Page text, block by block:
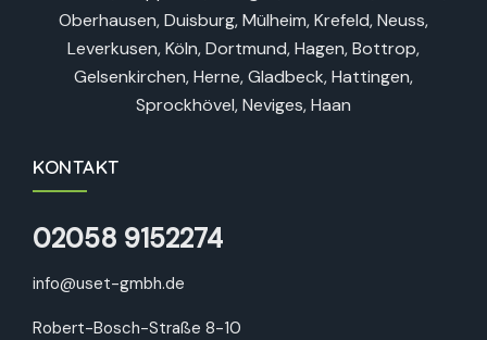
Oberhausen, Duisburg, Mülheim, Krefeld, Neuss,
Leverkusen, Köln, Dortmund, Hagen, Bottrop,
Gelsenkirchen, Herne, Gladbeck, Hattingen,
Sprockhövel, Neviges, Haan
KONTAKT
02058 9152274
info@uset-gmbh.de
Robert-Bosch-Straße 8-10